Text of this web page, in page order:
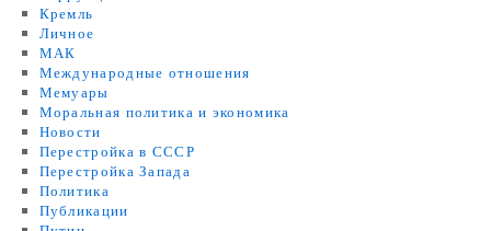
Кремль
Личное
МАК
Международные отношения
Мемуары
Моральная политика и экономика
Новости
Перестройка в СССР
Перестройка Запада
Политика
Публикации